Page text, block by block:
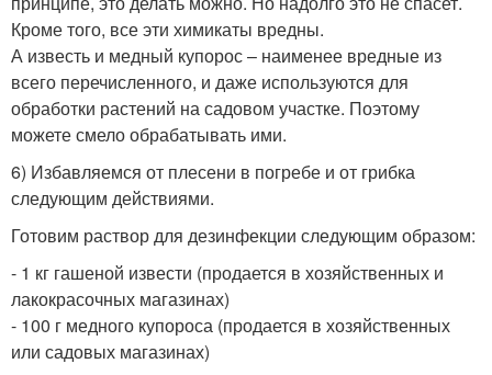
Кроме того, все эти химикаты вредны.
А известь и медный купорос – наименее вредные из
всего перечисленного, и даже используются для
обработки растений на садовом участке. Поэтому
можете смело обрабатывать ими.
6) Избавляемся от плесени в погребе и от грибка
следующим действиями.
Готовим раствор для дезинфекции следующим образом:
- 1 кг гашеной извести (продается в хозяйственных и
лакокрасочных магазинах)
- 100 г медного купороса (продается в хозяйственных
или садовых магазинах)